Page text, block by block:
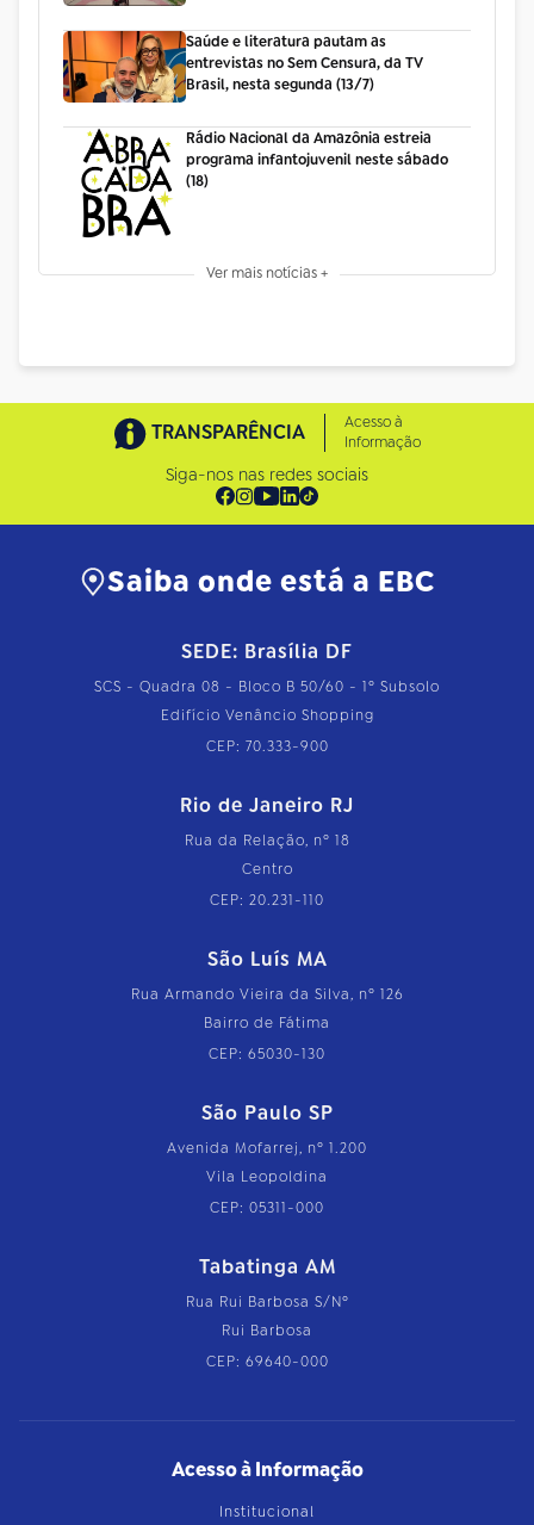
Saúde e literatura pautam as
entrevistas no Sem Censura, da TV
Brasil, nesta segunda (13/7)
Rádio Nacional da Amazônia estreia
programa infantojuvenil neste sábado
(18)
Ver mais notícias +
TRANSPARÊNCIA
Acesso à
Informação
Siga-nos nas redes sociais
Saiba onde está a EBC
SEDE: Brasília DF
SCS - Quadra 08 - Bloco B 50/60 - 1º Subsolo
Edifício Venâncio Shopping
CEP: 70.333-900
Rio de Janeiro RJ
Rua da Relação, nº 18
Centro
CEP: 20.231-110
São Luís MA
Rua Armando Vieira da Silva, nº 126
Bairro de Fátima
CEP: 65030-130
São Paulo SP
Avenida Mofarrej, nº 1.200
Vila Leopoldina
CEP: 05311-000
Tabatinga AM
Rua Rui Barbosa S/Nº
Rui Barbosa
CEP: 69640-000
Acesso à Informação
Institucional